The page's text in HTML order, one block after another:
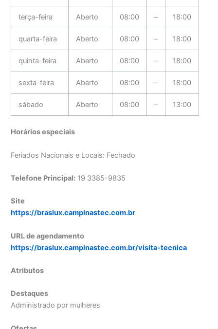
terça-feira Aberto 08:00 – 18:00
quarta-feira Aberto 08:00 – 18:00
quinta-feira Aberto 08:00 – 18:00
sexta-feira Aberto 08:00 – 18:00
sábado Aberto 08:00 – 13:00
Horários especiais
Feriados Nacionais e Locais: Fechado
Telefone Principal: 19 3385-9835
Site
https://braslux.campinastec.com.br
URL de agendamento
https://braslux.campinastec.com.br/visita-tecnica
Atributos
Destaques
Administrado por mulheres